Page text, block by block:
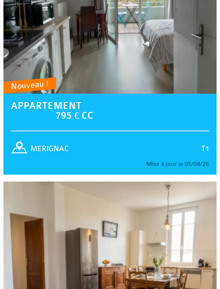
Nouveau !
APPARTEMENT
795 € CC
T1
MERIGNAC
Mise à jour le 05/08/26